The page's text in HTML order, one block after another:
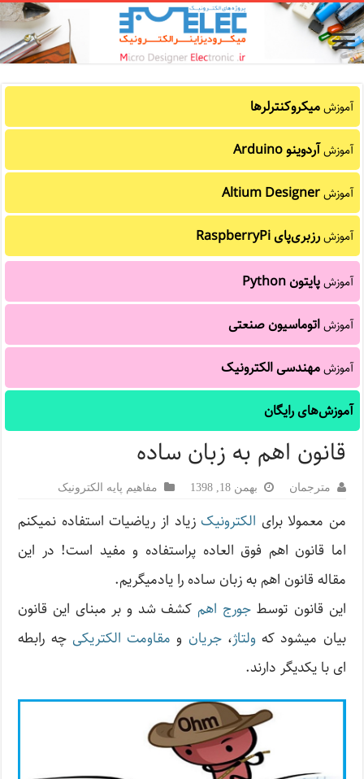
آموزشمیکروکنترلرها
آموزشآردوینو Arduino
آموزشAltium Designer
آموزشرزبری‌پای RaspberryPi
آموزشپایتون Python
آموزشاتوماسیون صنعتی
آموزشمهندسی الکترونیک
آموزش‌های رایگان
قانون اهم به زبان ساده
مترجمان بهمن 18, 1398 مفاهیم پایه الکترونیک
من معمولا برای الکترونیک زیاد از ریاضیات استفاده نمی­کنم
اما قانون اهم فوق العاده پراستفاده و مفید است! در این
مقاله قانون اهم به زبان ساده را یادمیگریم.
این قانون توسطجورج اهم کشف شد و بر مبنای این قانون
بیان می­شود که ولتاژ،جریان و مقاومت الکتریکی چه رابطه
ای با یکدیگر دارند.